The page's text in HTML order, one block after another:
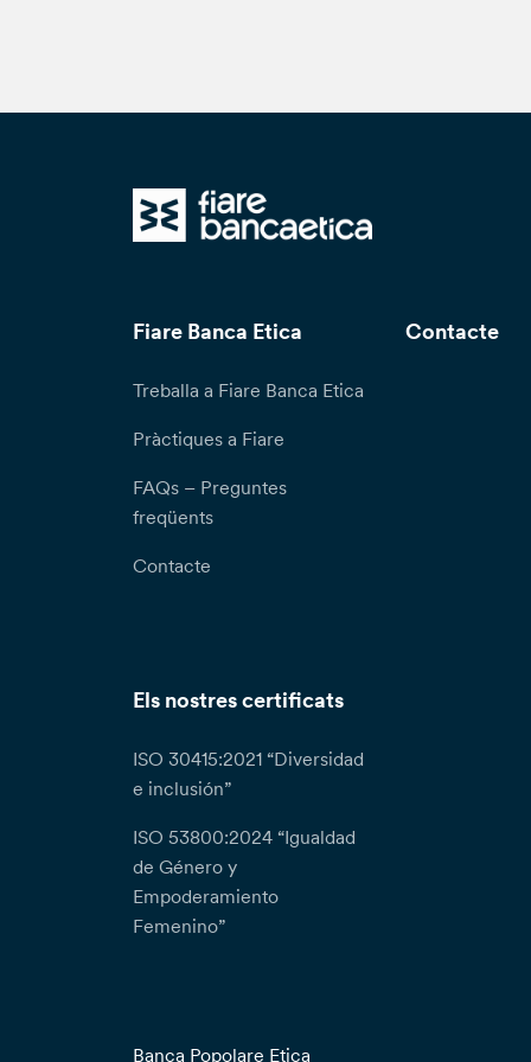
Fiare Banca Etica
Treballa a Fiare Banca Etica
Pràctiques a Fiare
FAQs – Preguntes
freqüents
Contacte
Contacte
Els nostres certificats
ISO 30415:2021 “Diversidad
e inclusión”
ISO 53800:2024 “Igualdad
de Género y
Empoderamiento
Femenino”
Banca Popolare Etica